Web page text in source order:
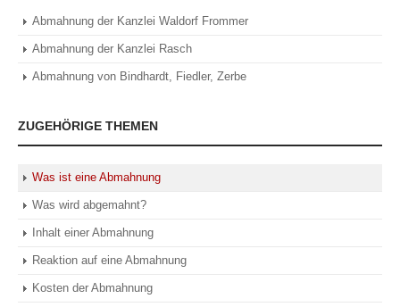
Abmahnung der Kanzlei Waldorf Frommer
Abmahnung der Kanzlei Rasch
Abmahnung von Bindhardt, Fiedler, Zerbe
ZUGEHÖRIGE THEMEN
Was ist eine Abmahnung
Was wird abgemahnt?
Inhalt einer Abmahnung
Reaktion auf eine Abmahnung
Kosten der Abmahnung